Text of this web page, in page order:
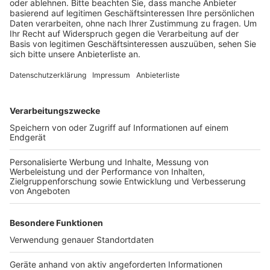
Anzeige
Gleiches gilt auch für das Anrufsammeltaxi, heißt es
von der Stadt Hürth. Außerdem fahren auch keine
Linienbusfahrten stattfinden
Anzeige